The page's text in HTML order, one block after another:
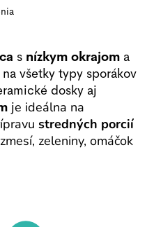
s nízkym okrajom a
všetky typy sporákov
dosky aj
je ideálna na
stredných porcií
zeleniny, omáčok